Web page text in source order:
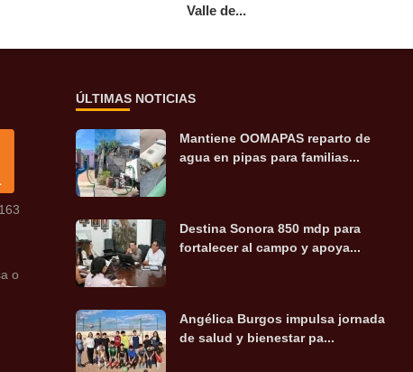
Valle de...
o
ÚLTIMAS NOTICIAS
Mantiene OOMAPAS reparto de
agua en pipas para familias...
Destina Sonora 850 mdp para
fortalecer al campo y apoya...
Angélica Burgos impulsa jornada
de salud y bienestar pa...